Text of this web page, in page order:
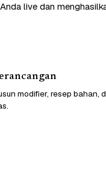
live dan
modifier, resep bahan,